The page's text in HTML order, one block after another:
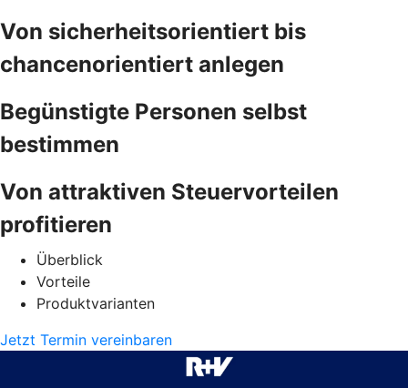
Von sicherheitsorientiert bis
chancenorientiert anlegen
Begünstigte Personen selbst
bestimmen
Von attraktiven Steuervorteilen
profitieren
Überblick
Vorteile
Produktvarianten
Jetzt Termin vereinbaren